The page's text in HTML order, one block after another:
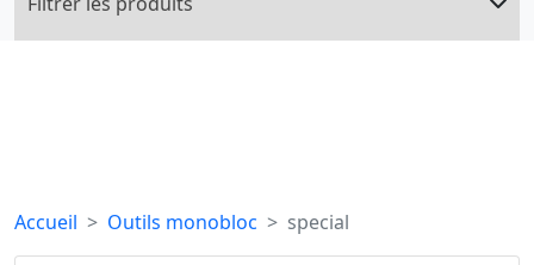
Accueil Outils monobloc special